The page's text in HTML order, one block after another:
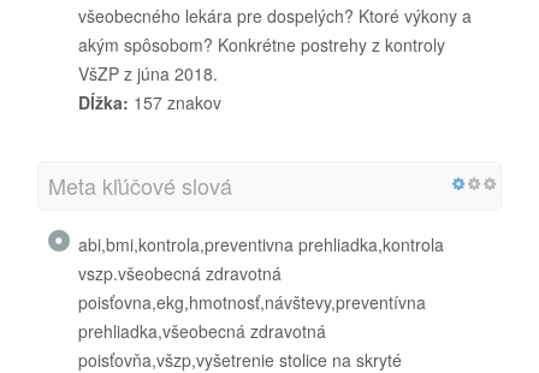
všeobecného lekára pre dospelých? Ktoré výkony a
akým spôsobom? Konkrétne postrehy z kontroly
VšZP z júna 2018.
Dĺžka: 157 znakov
Meta kľúčové slová
abi,bmi,kontrola,preventivna prehliadka,kontrola
vszp.všeobecná zdravotná
poisťovna,ekg,hmotnosť,návštevy,preventívna
prehliadka,všeobecná zdravotná
poisťovňa,všzp,vyšetrenie stolice na skryté